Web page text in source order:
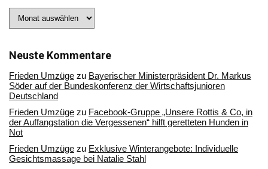
Sie
Archiv
Neuste Kommentare
Frieden Umzüge zu Bayerischer Ministerpräsident Dr. Markus
Söder auf der Bundeskonferenz der Wirtschaftsjunioren
Deutschland
Frieden Umzüge zu Facebook-Gruppe „Unsere Rottis & Co, in
der Auffangstation die Vergessenen“ hilft geretteten Hunden in
Not
Frieden Umzüge zu Exklusive Winterangebote: Individuelle
Gesichtsmassage bei Natalie Stahl